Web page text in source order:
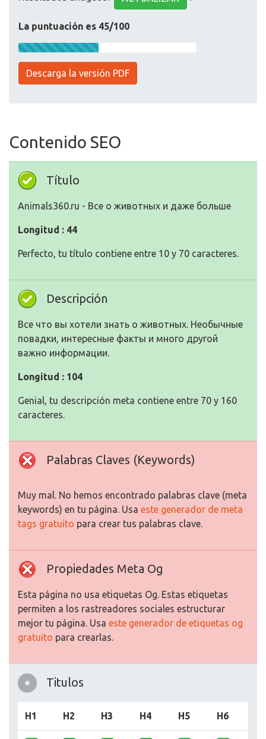
La puntuación es 45/100
Descarga la versión PDF
Contenido SEO
Título
Animals360.ru - Все о животных и даже больше
Longitud : 44
Perfecto, tu título contiene entre 10 y 70 caracteres.
Descripción
Все что вы хотели знать о животных. Необычные
повадки, интересные факты и много другой
важно информации.
Longitud : 104
Genial, tu descripción meta contiene entre 70 y 160
caracteres.
Palabras Claves (Keywords)
Muy mal. No hemos encontrado palabras clave (meta
keywords) en tu página. Usa este generador de meta
tags gratuito para crear tus palabras clave.
Propiedades Meta Og
Esta página no usa etiquetas Og. Estas etiquetas
permiten a los rastreadores sociales estructurar
mejor tu página. Usa este generador de etiquetas og
gratuito para crearlas.
Titulos
H1 H2 H3 H4 H5 H6